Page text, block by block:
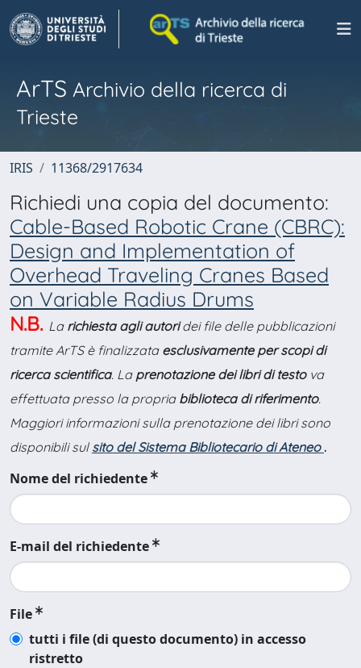
ArTS Archivio della ricerca di
Trieste
IRIS 11368/2917634
Richiedi una copia del documento:
Cable-Based Robotic Crane (CBRC):
Design and Implementation of
Overhead Traveling Cranes Based
on Variable Radius Drums
N.B. La richiesta agli autoridei file delle pubblicazioni
tramite ArTS è finalizzata esclusivamente per scopi di
ricerca scientifica. La prenotazione dei libri di testova
effettuata presso la propria biblioteca di riferimento.
Maggiori informazioni sulla prenotazione dei libri sono
disponibili sul sito del Sistema Bibliotecario di Ateneo .
Nome del richiedente
E-mail del richiedente
File
tutti i file (di questo documento) in accesso
ristretto